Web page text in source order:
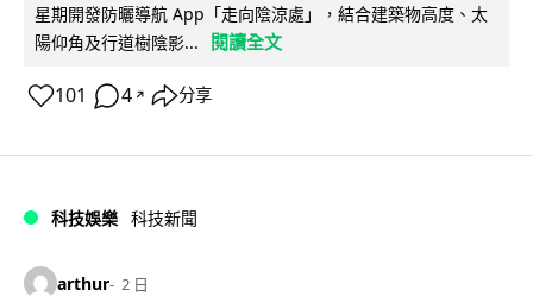
星期開發防曬導航 App「走向陰涼處」，結合建築物高度、太
陽仰角及行道樹陰影...
閱讀全文
101 4 ↗ 分享
科技娛樂 科技新聞
arthur 2 日